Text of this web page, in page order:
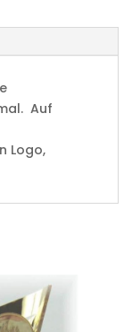
Auf
Logo,